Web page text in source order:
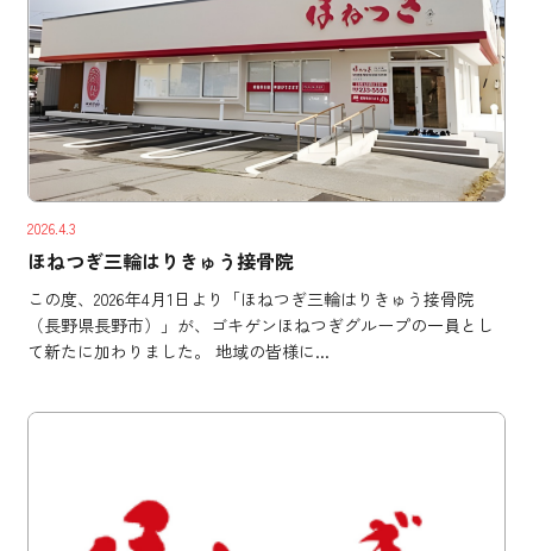
2026.4.3
ほねつぎ三輪はりきゅう接骨院
この度、2026年4月1日より「ほねつぎ三輪はりきゅう接骨院
（長野県長野市）」が、ゴキゲンほねつぎグループの一員とし
て新たに加わりました。 地域の皆様に...